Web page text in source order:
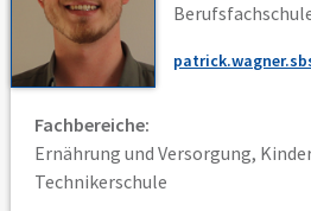
Fachbereiche:
Ernährung und Versorgung,
Technikerschule